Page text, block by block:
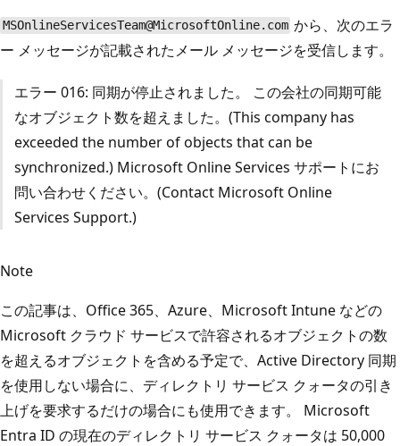
MSOnlineServicesTeam@MicrosoftOnline.com から、次のエラ
ー メッセージが記載されたメール メッセージを受信します。
エラー 016: 同期が停止されました。 この会社の同期可能
なオブジェクト数を超えました。(This company has
exceeded the number of objects that can be
synchronized.) Microsoft Online Services サポートにお
問い合わせください。(Contact Microsoft Online
Services Support.)
Note
この記事は、Office 365、Azure、Microsoft Intune などの
Microsoft クラウド サービスで許容されるオブジェクトの数
を超えるオブジェクトを含める予定で、Active Directory 同期
を使用しない場合に、ディレクトリ サービス クォータの引き
上げを要求するだけの場合にも使用できます。 Microsoft
Entra ID の現在のディレクトリ サービス クォータは 50,000